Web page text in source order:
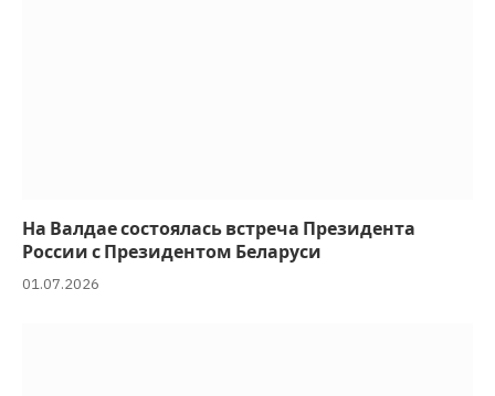
На Валдае состоялась встреча Президента
России с Президентом Беларуси
01.07.2026